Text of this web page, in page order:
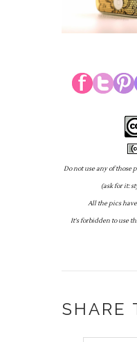
Do not use any of those
(ask for it:
All the pics
It's forbidden to use
SHARE